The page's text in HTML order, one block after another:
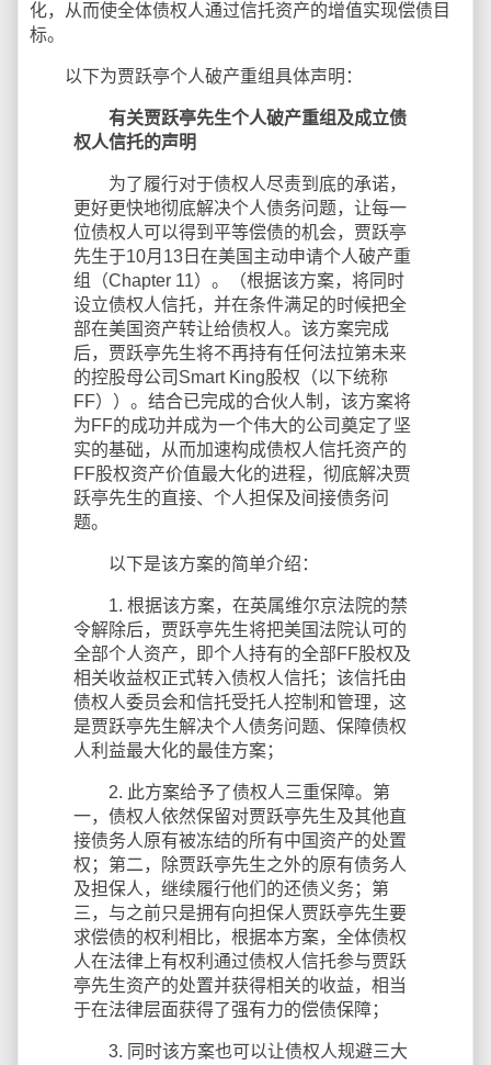
化，从而使全体债权人通过信托资产的增值实现偿债目
标。
以下为贾跃亭个人破产重组具体声明：
有关贾跃亭先生个人破产重组及成立债
权人信托的声明
为了履行对于债权人尽责到底的承诺，
更好更快地彻底解决个人债务问题，让每一
位债权人可以得到平等偿债的机会，贾跃亭
先生于10月13日在美国主动申请个人破产重
组（Chapter 11）。（根据该方案，将同时
设立债权人信托，并在条件满足的时候把全
部在美国资产转让给债权人。该方案完成
后，贾跃亭先生将不再持有任何法拉第未来
的控股母公司Smart King股权（以下统称
FF））。结合已完成的合伙人制，该方案将
为FF的成功并成为一个伟大的公司奠定了坚
实的基础，从而加速构成债权人信托资产的
FF股权资产价值最大化的进程，彻底解决贾
跃亭先生的直接、个人担保及间接债务问
题。
以下是该方案的简单介绍：
1. 根据该方案，在英属维尔京法院的禁
令解除后，贾跃亭先生将把美国法院认可的
全部个人资产，即个人持有的全部FF股权及
相关收益权正式转入债权人信托；该信托由
债权人委员会和信托受托人控制和管理，这
是贾跃亭先生解决个人债务问题、保障债权
人利益最大化的最佳方案；
2. 此方案给予了债权人三重保障。第
一，债权人依然保留对贾跃亭先生及其他直
接债务人原有被冻结的所有中国资产的处置
权；第二，除贾跃亭先生之外的原有债务人
及担保人，继续履行他们的还债义务；第
三，与之前只是拥有向担保人贾跃亭先生要
求偿债的权利相比，根据本方案，全体债权
人在法律上有权利通过债权人信托参与贾跃
亭先生资产的处置并获得相关的收益，相当
于在法律层面获得了强有力的偿债保障；
3. 同时该方案也可以让债权人规避三大